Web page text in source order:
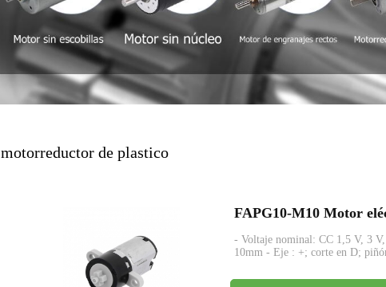
motorreductor de plastico
motorreductor de gusano
motorreductor de plastico
- Voltaje nominal: CC 1,5 V, 3
10mm - Eje : +; corte en D;